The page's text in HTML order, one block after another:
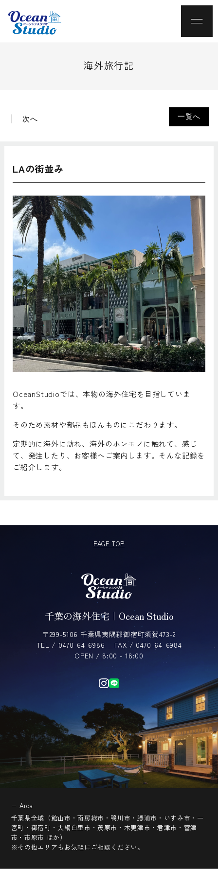
海外旅行記
一覧へ
次へ
LAの街並み
OceanStudioでは、本物の海外住宅を目指していま
す。
そのため素材や部品もほんものにこだわります。
定期的に海外に訪れ、海外のホンモノに触れて、感じ
て、発注したり、お客様へご案内します。そんな記録を
ご紹介します。
PAGE TOP
千葉の海外住宅｜Ocean Studio
〒299-5106 千葉県夷隅郡御宿町須賀473-2
TEL / 0470-64-6986
FAX / 0470-64-6984
OPEN / 8:00 - 18:00
− Area
千葉県全域（館山市・南房総市・鴨川市・勝浦市・いすみ市・一
宮町・御宿町・大網白里市・茂原市・木更津市・君津市・富津
市・市原市 ほか）
※その他エリアもお気軽にご相談ください。